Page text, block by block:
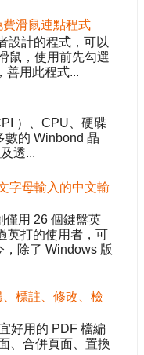
滑鼠連點程式
設計的程式，可以
鼠，使用前先勾選
善用此程式...
）、CPU、硬碟
數的 Winbond 晶
透...
字母輸入的中文輸
僅用 26 個鍵盤英
英打的使用者，可
除了 Windows 版
標註、修改、檢
好用的 PDF 檔編
、合併頁面、置換